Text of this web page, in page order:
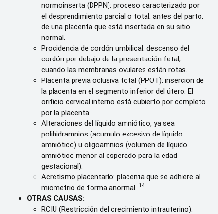
normoinserta (DPPN): proceso caracterizado por
el desprendimiento parcial o total, antes del parto,
de una placenta que está insertada en su sitio
normal.
Procidencia de cordón umbilical: descenso del
cordón por debajo de la presentación fetal,
cuando las membranas ovulares están rotas.
Placenta previa oclusiva total (PPOT): inserción de
la placenta en el segmento inferior del útero. El
orificio cervical interno está cubierto por completo
por la placenta.
Alteraciones del líquido amniótico, ya sea
polihidramnios (acumulo excesivo de líquido
amniótico) u oligoamnios (volumen de líquido
amniótico menor al esperado para la edad
gestacional).
Acretismo placentario: placenta que se adhiere al
miometrio de forma anormal. 14
OTRAS CAUSAS:
RCIU (Restricción del crecimiento intrauterino):